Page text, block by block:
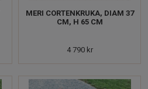
MERI CORTENKRUKA, DIAM 37
CM, H 65 CM
4 790 kr